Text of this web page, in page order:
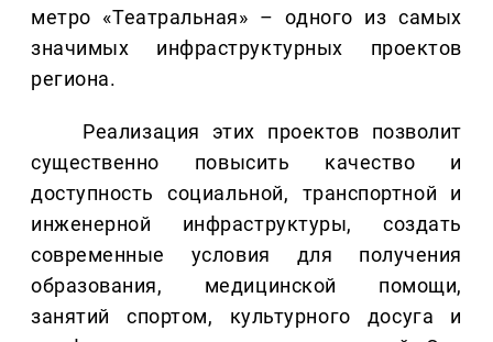
метро «Театральная» – одного из самых
значимых инфраструктурных проектов
региона.
Реализация этих проектов позволит
существенно повысить качество и
доступность социальной, транспортной и
инженерной инфраструктуры, создать
современные условия для получения
образования, медицинской помощи,
занятий спортом, культурного досуга и